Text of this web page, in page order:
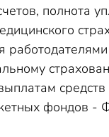
в 2017 году
году
в 2017 году
полнота
работодателями